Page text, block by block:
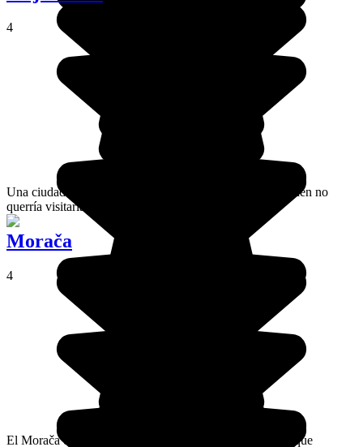
4
Una ciudad fantasma situada en las Bocas de Kotor. ¿Quién no
querría visitarla?
Morača
4
El Morača es uno de los principales ríos de Montenegro que